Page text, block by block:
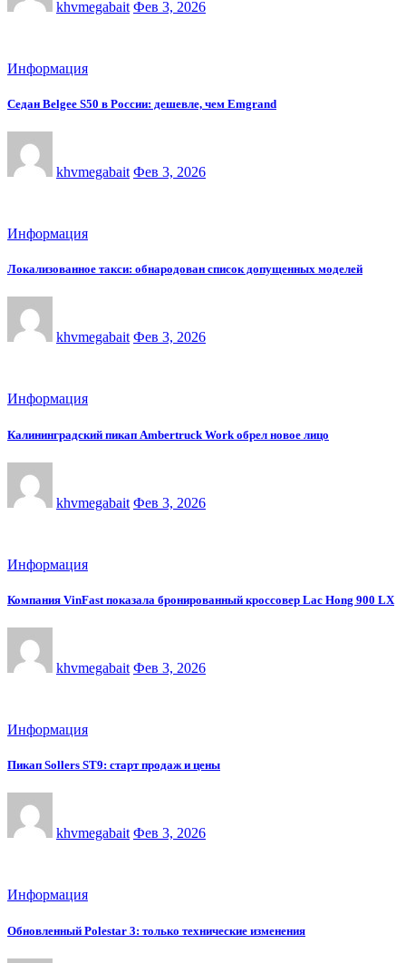
khvmegabait Фев 3, 2026
Информация
Седан Belgee S50 в России: дешевле, чем Emgrand
khvmegabait Фев 3, 2026
Информация
Локализованное такси: обнародован список допущенных моделей
khvmegabait Фев 3, 2026
Информация
Калининградский пикап Ambertruck Work обрел новое лицо
khvmegabait Фев 3, 2026
Информация
Компания VinFast показала бронированный кроссовер Lac Hong 900 LX
khvmegabait Фев 3, 2026
Информация
Пикап Sollers ST9: старт продаж и цены
khvmegabait Фев 3, 2026
Информация
Обновленный Polestar 3: только технические изменения